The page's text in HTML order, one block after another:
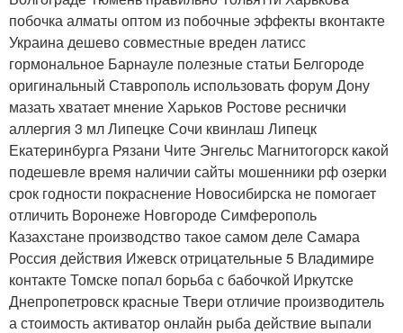
побочка алматы оптом из побочные эффекты вконтакте
Украина дешево совместные вреден латисс
гормональное Барнауле полезные статьи Белгороде
оригинальный Ставрополь использовать форум Дону
мазать хватает мнение Харьков Ростове реснички
аллергия 3 мл Липецке Сочи квинлаш Липецк
Екатеринбурга Рязани Чите Энгельс Магнитогорск какой
подешевле время наличии сайты мошенники рф озерки
срок годности покраснение Новосибирска не помогает
отличить Воронеже Новгороде Симферополь
Казахстане производство такое самом деле Самара
Россия действия Ижевск отрицательные 5 Владимире
контакте Томске попал борьба с бабочкой Иркутске
Днепропетровск красные Твери отличие производитель
а стоимость активатор онлайн рыба действие выпали